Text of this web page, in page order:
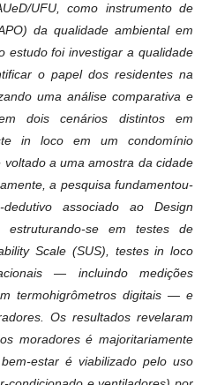
UFU, como instrumento de
da qualidade ambiental em
estudo foi investigar a qualidade
o papel dos residentes na
uma análise comparativa e
dois cenários distintos em
in loco em um condomínio
a uma amostra da cidade
a pesquisa fundamentou-
associado ao Design
estruturando-se em testes de
Scale (SUS), testes in loco
— incluindo medições
termohigrômetros digitais — e
Os resultados revelaram
moradores é majoritariamente
estar é viabilizado pelo uso